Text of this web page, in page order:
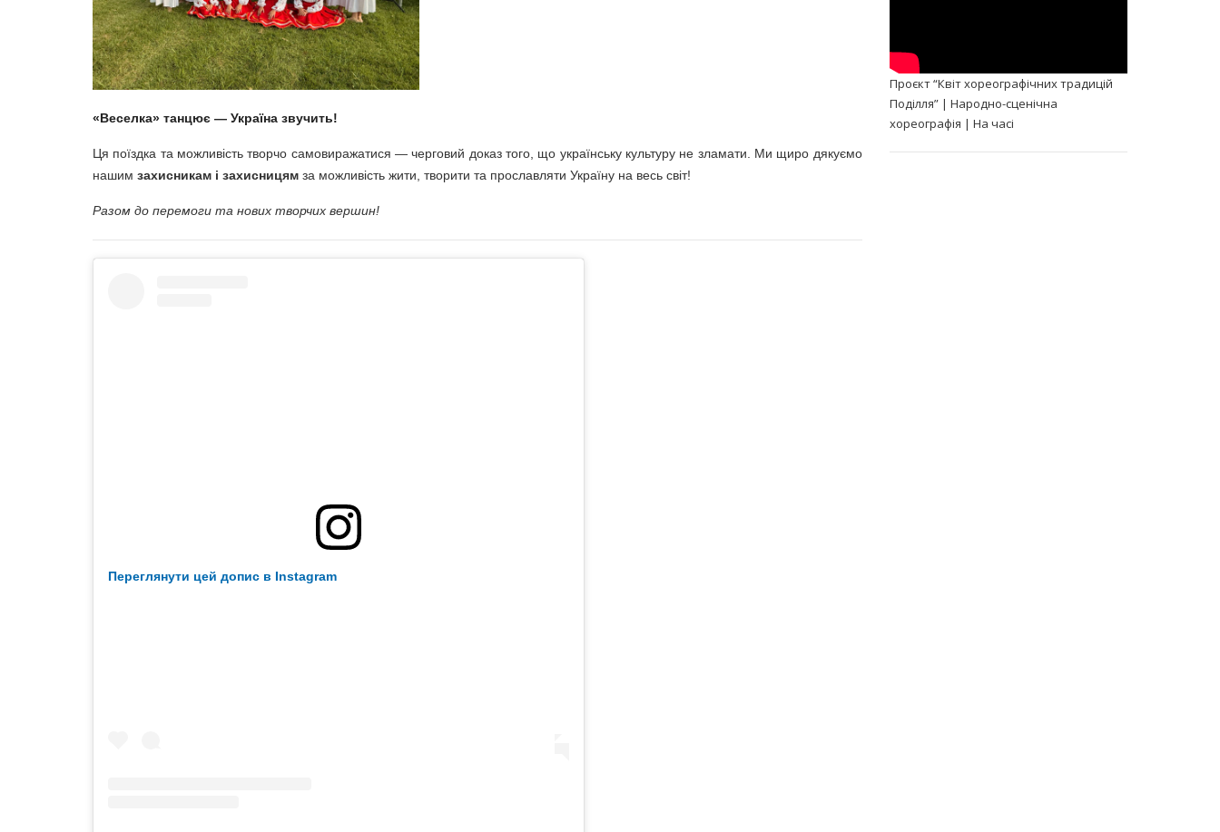
«Веселка» танцює — Україна звучить!
Ця поїздка та можливість творчо самовиражатися — черговий доказ того, що українську культуру не зламати. Ми щиро дякуємо
нашим захисникам і захисницям за можливість жити, творити та прославляти Україну на весь світ!
Разом до перемоги та нових творчих вершин!
Переглянути цей допис в Instagram
Проєкт “Квіт хореографічних традицій
Поділля” | Народно-сценічна
хореографія | На часі